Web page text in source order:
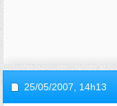
25/05/2007, 14h13